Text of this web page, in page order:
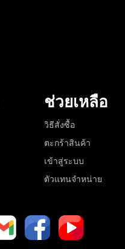
ช่วยเหลือ
วิธีสั่งซื้อ
ตะกร้าสินค้า
เข้าสู่ระบบ
ตัวแทนจำหน่าย